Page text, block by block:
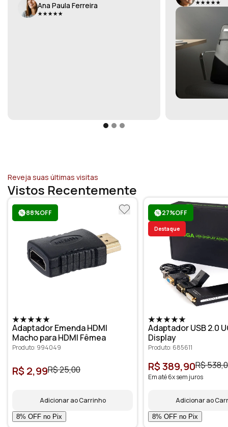
Ana Paula Ferreira
Reveja suas últimas visitas
Vistos Recentemente
88%OFF
Adaptador Emenda HDMI
Macho para HDMI Fêmea
Produto: 994049
R$ 2,99R$ 25,00
Adicionar ao Carrinho
27%OFF
Destaque
Adaptador USB 2.0
Display
Produto: 685611
R$ 389,90R$
Em até 6x sem juros
Adicionar ao